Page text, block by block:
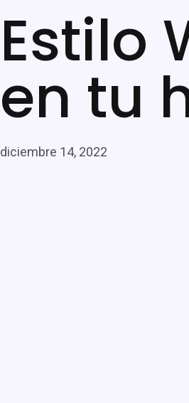
Estilo
en tu
diciembre 14, 2022